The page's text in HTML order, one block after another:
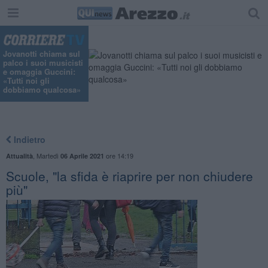
Jovanotti chiama sul
palco i suoi musicisti
e omaggia Guccini:
«Tutti noi gli
dobbiamo qualcosa»
Indietro
Attualità Martedì 06 Aprile 2021 ore 14:19
Scuole, "la sfida è riaprire per non chiudere
più"